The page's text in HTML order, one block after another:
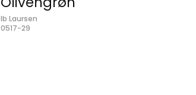
Ib Laursen
0517-29